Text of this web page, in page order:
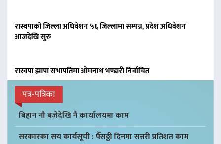
रास्वपाको जिल्ला अधिवेशन ५६ जिल्लामा सम्पन्न, प्रदेश अधिवेशन
आजदेखि सुरु
रास्वपा झापा सभापतिमा ओमनाथ भण्डारी निर्वाचित
पत्र-पत्रिका
बिहान नौ बजेदेखि नै कार्यालयमा काम
सरकारका सय कार्यसूची : पैँसठ्ठी दिनमा सत्तरी प्रतिशत काम